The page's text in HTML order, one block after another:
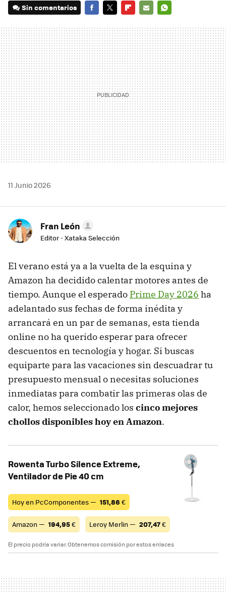
Sin comentarios
MAIL
11 Junio 2026
Fran León
Editor - Xataka Selección
El verano está ya a la vuelta de la esquina y
Amazon ha decidido calentar motores antes de
tiempo. Aunque el esperado Prime Day 2026 ha
adelantado sus fechas de forma inédita y
arrancará en un par de semanas, esta tienda
online no ha querido esperar para ofrecer
descuentos en tecnología y hogar. Si buscas
equiparte para las vacaciones sin descuadrar tu
presupuesto mensual o necesitas soluciones
inmediatas para combatir las primeras olas de
calor, hemos seleccionado los cinco mejores
chollos disponibles hoy en Amazon.
Rowenta Turbo Silence Extreme,
Ventilador de Pie 40 cm
Hoy en PcComponentes — 151,86 €
Amazon — 194,95€ Leroy Merlin — 207,47€
El precio podría variar. Obtenemos comisión por estos enlaces